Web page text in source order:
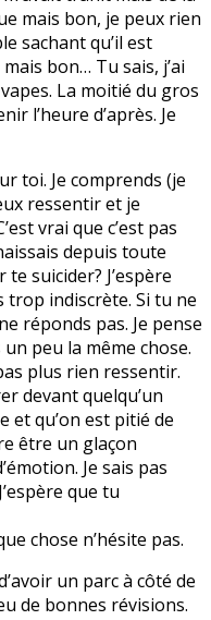
mais bon, je peux rien
sachant qu’il est
bon… Tu sais, j’ai
La moitié du gros
l’heure d’après. Je
toi. Je comprends (je
ressentir et je
vrai que c’est pas
depuis toute
suicider? J’espère
trop indiscrète. Si tu ne
réponds pas. Je pense
peu la même chose.
plus rien ressentir.
devant quelqu’un
et qu’on est pitié de
être un glaçon
Je sais pas
que tu
chose n’hésite pas.
un parc à côté de
de bonnes révisions.